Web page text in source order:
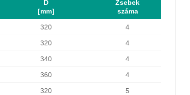
320 4
320 4
340 4
360 4
320 5
D
[mm]
Zsebek
száma